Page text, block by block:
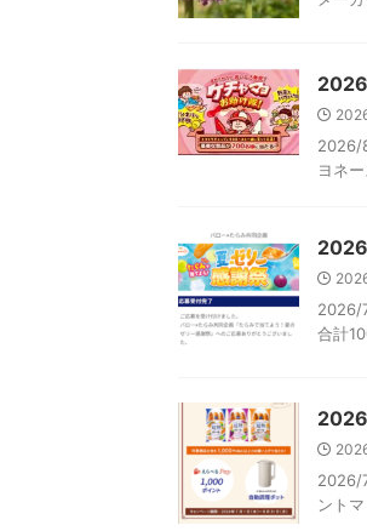
2026/
ヨネ
2026/
合計
2026/
ント